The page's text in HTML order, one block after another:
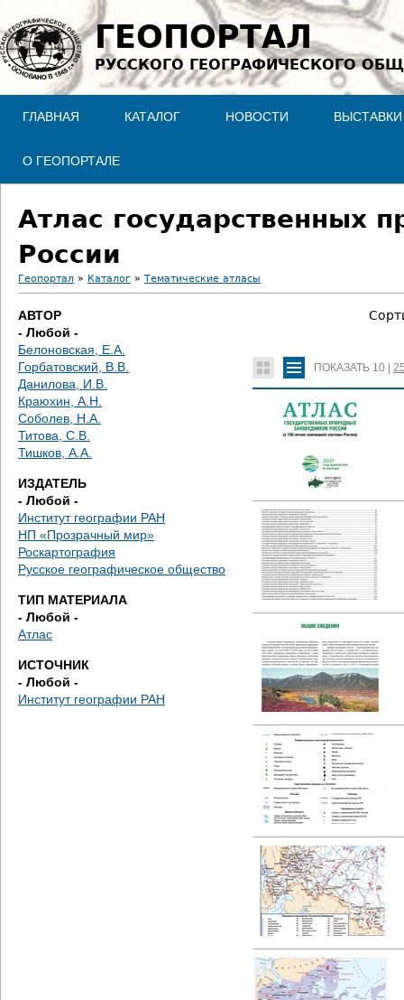
Jump to navigation
ГЕОПОРТАЛ
РУССКОГО ГЕОГРАФИЧЕСКОГО
ГЛАВНАЯ КАТАЛОГ НОВОСТИ ВЫСТАВКИ
О ГЕОПОРТАЛЕ
Атлас государственных
России
В
ы
з
д
е
с
ь
Геопортал » Каталог » Тематические атласы
АВТОР
- Любой -
Белоновская, Е.А.
Горбатовский, В.В.
Данилова, И.В.
Краюхин, А.Н.
Соболев, Н.А.
Титова, С.В.
Тишков, А.А.
ИЗДАТЕЛЬ
- Любой -
Институт географии РАН
НП «Прозрачный мир»
Роскартография
Русское географическое общество
ТИП МАТЕРИАЛА
- Любой -
Атлас
ИСТОЧНИК
- Любой -
Институт географии РАН
ПОКАЗАТЬ 10